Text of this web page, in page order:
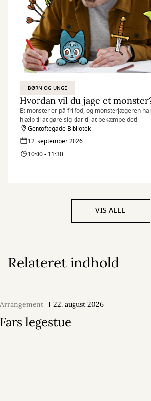
BØRN OG UNGE
Hvordan vil du jage et
Et monster er på fri fod, og monsterjægeren
hjælp til at gøre sig klar til at bekæmpe det!
Gentoftegade Bibliotek
12. september 2026
10:00 - 11:30
VIS ALLE
Relateret indhold
Arrangement 22. august 2026
Fars legestue